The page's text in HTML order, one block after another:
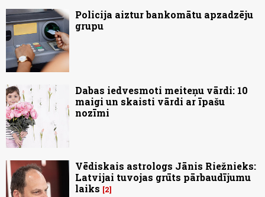
Policija aiztur bankomātu apzadzēju
grupu
Dabas iedvesmoti meiteņu vārdi: 10
maigi un skaisti vārdi ar īpašu
nozīmi
Vēdiskais astrologs Jānis Riežnieks:
Latvijai tuvojas grūts pārbaudījumu
laiks
2